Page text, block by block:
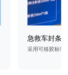
急救车封条
采用可移胶标签